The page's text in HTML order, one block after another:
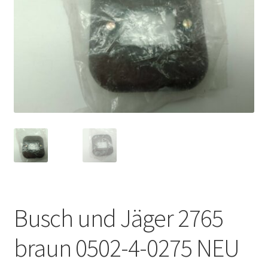
Busch und Jäger 2765
braun 0502-4-0275 NEU